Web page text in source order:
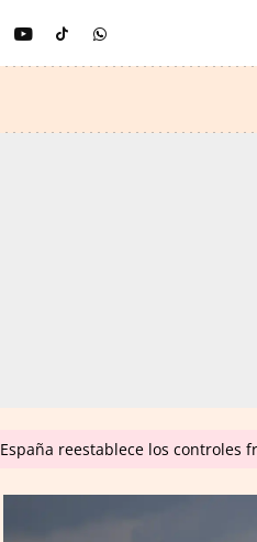
España reestablece los controles